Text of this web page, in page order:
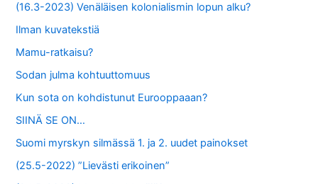
(16.3-2023) Venäläisen kolonialismin lopun alku?
Ilman kuvatekstiä
Mamu-ratkaisu?
Sodan julma kohtuuttomuus
Kun sota on kohdistunut Eurooppaaan?
SIINÄ SE ON…
Suomi myrskyn silmässä 1. ja 2. uudet painokset
(25.5-2022) ”Lievästi erikoinen”